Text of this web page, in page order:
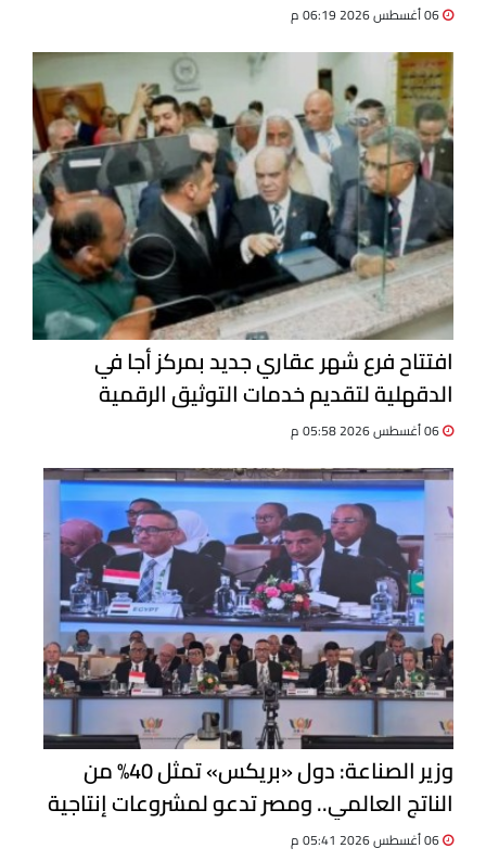
افتتاح فرع شهر عقاري جديد بمركز أجا في
الدقهلية لتقديم خدمات التوثيق الرقمية
وزير الصناعة: دول «بريكس» تمثل 40% من
الناتج العالمي.. ومصر تدعو لمشروعات إنتاجية
مشتركة